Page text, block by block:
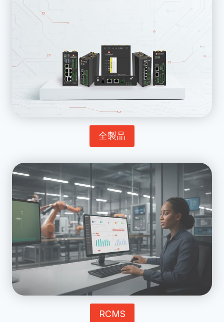
全製品
RCMS